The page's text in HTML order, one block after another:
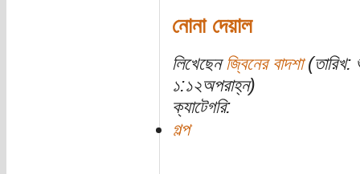
নোনা দেয়াল
লিখেছেনজ্বিনের বাদশা(তারিখ:
১:১২অপরাহ্ন)
ক্যাটেগরি:
গল্প